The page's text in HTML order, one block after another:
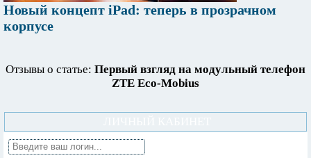
Новый концепт iPad: теперь в прозрачном
корпусе
Отзывы о статье: Первый взгляд на модульный телефон
ZTE Eco-Mobius